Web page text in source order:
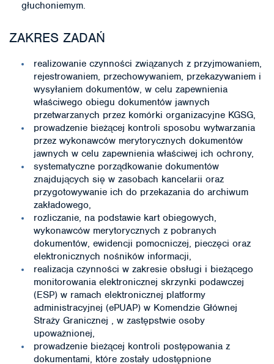
głuchoniemym.
ZAKRES ZADAŃ
realizowanie czynności związanych z przyjmowaniem,
rejestrowaniem, przechowywaniem, przekazywaniem i
wysyłaniem dokumentów, w celu zapewnienia
właściwego obiegu dokumentów jawnych
przetwarzanych przez komórki organizacyjne KGSG,
prowadzenie bieżącej kontroli sposobu wytwarzania
przez wykonawców merytorycznych dokumentów
jawnych w celu zapewnienia właściwej ich ochrony,
systematyczne porządkowanie dokumentów
znajdujących się w zasobach kancelarii oraz
przygotowywanie ich do przekazania do archiwum
zakładowego,
rozliczanie, na podstawie kart obiegowych,
wykonawców merytorycznych z pobranych
dokumentów, ewidencji pomocniczej, pieczęci oraz
elektronicznych nośników informacji,
realizacja czynności w zakresie obsługi i bieżącego
monitorowania elektronicznej skrzynki podawczej
(ESP) w ramach elektronicznej platformy
administracyjnej (ePUAP) w Komendzie Głównej
Straży Granicznej , w zastępstwie osoby
upoważnionej,
prowadzenie bieżącej kontroli postępowania z
dokumentami, które zostały udostępnione